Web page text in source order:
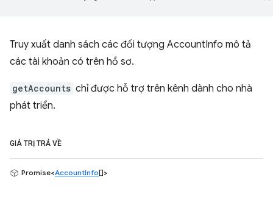
Truy xuất danh sách các đối tượng AccountInfo mô tả
các tài khoản có trên hồ sơ.
getAccounts chỉ được hỗ trợ trên kênh dành cho nhà
phát triển.
GIÁ TRỊ TRẢ VỀ
Promise<AccountInfo[]>